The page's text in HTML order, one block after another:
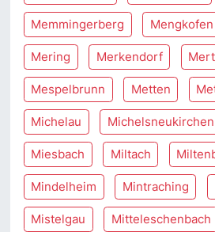
Memmingerberg Mengkofen
Mering Merkendorf
Mespelbrunn Metten
Michelau Michelsneukirchen
Miesbach Miltach
Mindelheim Mintraching
Mistelgau Mitteleschenbach